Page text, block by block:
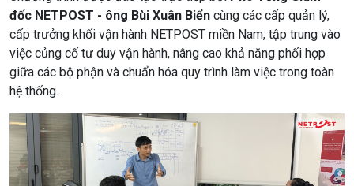
đốc NETPOST - ông Bùi Xuân Biển cùng các cấp quản lý,
cấp trưởng khối vận hành NETPOST miền Nam, tập trung vào
việc củng cố tư duy vận hành, nâng cao khả năng phối hợp
giữa các bộ phận và chuẩn hóa quy trình làm việc trong toàn
hệ thống.